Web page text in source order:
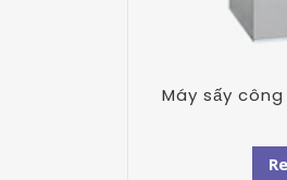
Máy sấy